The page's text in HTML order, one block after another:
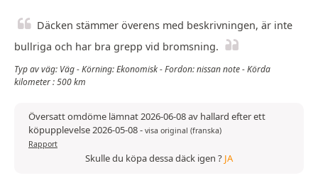
Däcken stämmer överens med beskrivningen, är inte
bullriga och har bra grepp vid bromsning.
Typ av väg: Väg - Körning: Ekonomisk - Fordon: nissan note - Körda
kilometer : 500 km
Översatt omdöme lämnat 2026-06-08 av hallard efter ett
köpupplevelse 2026-05-08- visa original (franska)
Rapport
Skulle du köpa dessa däck igen ? JA